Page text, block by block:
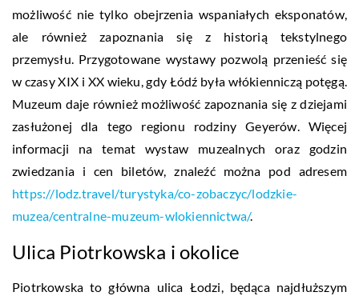
możliwość nie tylko obejrzenia wspaniałych eksponatów,
ale również zapoznania się z historią tekstylnego
przemysłu. Przygotowane wystawy pozwolą przenieść się
w czasy XIX i XX wieku, gdy Łódź była włókienniczą potęgą.
Muzeum daje również możliwość zapoznania się z dziejami
zasłużonej dla tego regionu rodziny Geyerów. Więcej
informacji na temat wystaw muzealnych oraz godzin
zwiedzania i cen biletów, znaleźć można pod adresem
https://lodz.travel/turystyka/co-zobaczyc/lodzkie-
muzea/centralne-muzeum-wlokiennictwa/.
Ulica Piotrkowska i okolice
Piotrkowska to główna ulica Łodzi, będąca najdłuższym